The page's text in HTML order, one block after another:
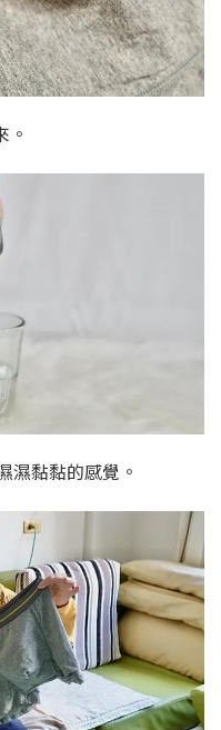
濕黏黏的感覺。